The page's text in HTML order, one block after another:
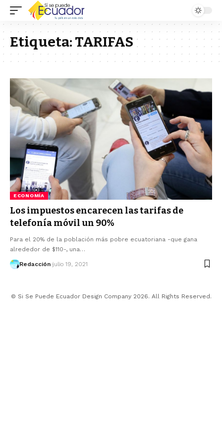
Etiqueta: TARIFAS
ECONOMÍA
Los impuestos encarecen las tarifas de
telefonía móvil un 90%
Para el 20% de la población más pobre ecuatoriana -que gana
alrededor de $110-, una…
Redacción julio 19, 2021
© Si Se Puede Ecuador Design Company 2026. All Rights Reserved.